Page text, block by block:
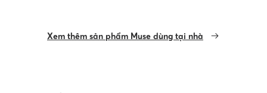
Xem thêm sản phẩm Muse dùng tại nhà